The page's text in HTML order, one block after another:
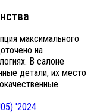
максимального
на
В салоне
детали, их место